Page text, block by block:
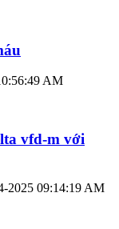
AM
vfd-m với
2025 09:14:19 AM